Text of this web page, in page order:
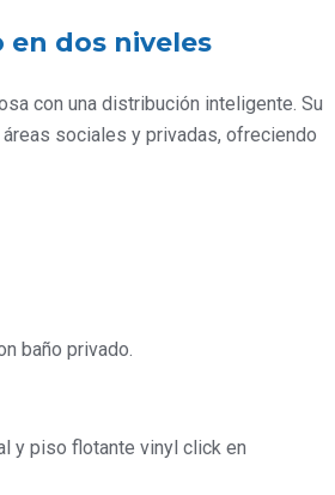
en dos niveles
con una distribución inteligente. Su
sociales y privadas, ofreciendo
baño privado.
y piso flotante vinyl click en